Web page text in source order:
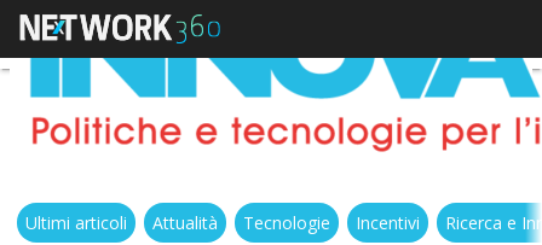
Ultimi articoli Attualità Tecnologie Incentivi Ricerca e